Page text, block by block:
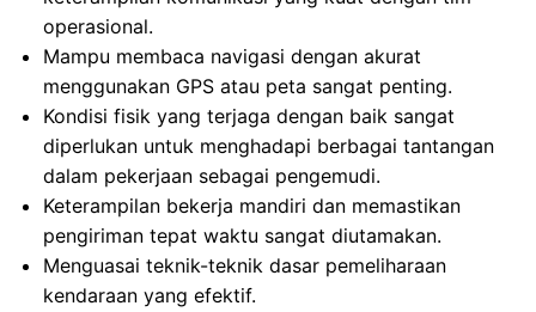
operasional.
Mampu membaca navigasi dengan akurat
menggunakan GPS atau peta sangat penting.
Kondisi fisik yang terjaga dengan baik sangat
diperlukan untuk menghadapi berbagai tantangan
dalam pekerjaan sebagai pengemudi.
Keterampilan bekerja mandiri dan memastikan
pengiriman tepat waktu sangat diutamakan.
Menguasai teknik-teknik dasar pemeliharaan
kendaraan yang efektif.